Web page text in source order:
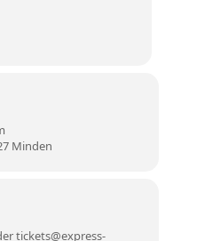
Minden
tickets@express-